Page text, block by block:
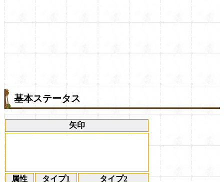
基本ステータス
矢印
属性 タイプ1 タイプ2